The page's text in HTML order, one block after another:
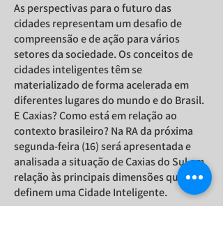
As perspectivas para o futuro das
cidades representam um desafio de
compreensão e de ação para vários
setores da sociedade. Os conceitos de
cidades inteligentes têm se
materializado de forma acelerada em
diferentes lugares do mundo e do Brasil.
E Caxias? Como está em relação ao
contexto brasileiro? Na RA da próxima
segunda-feira (16) será apresentada e
analisada a situação de Caxias do Sul em
relação às principais dimensões que
definem uma Cidade Inteligente.